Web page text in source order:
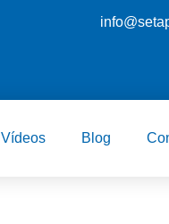
Vídeos Blog